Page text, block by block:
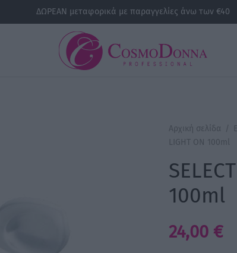
ΔΩΡΕΑΝ μεταφορικά με παραγγελίες άνω των €40
Αρχική σελίδα /
LIGHT ON 100ml
100ml
24,00 €